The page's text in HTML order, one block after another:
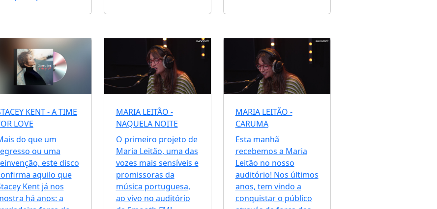
KENT - A TIME
LOVE
do que um
ou uma
este disco
aquilo que
Kent já nos
há anos: a
MARIA LEITÃO -
NAQUELA NOITE
O primeiro projeto de
Maria Leitão, uma das
vozes mais sensíveis e
promissoras da
música portuguesa,
ao vivo no auditório
MARIA LEITÃO -
CARUMA
Esta manhã
recebemos a Maria
Leitão no nosso
auditório! Nos últimos
anos, tem vindo a
conquistar o público